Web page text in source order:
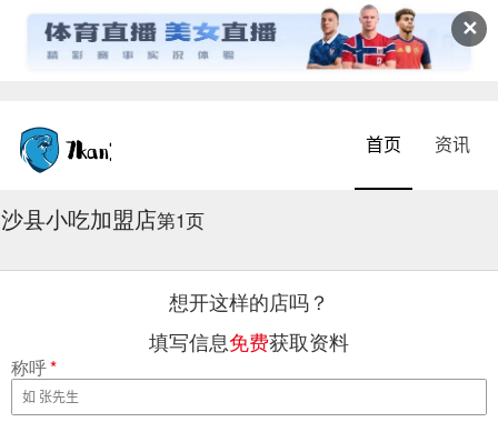
✕
首页 资讯
沙县小吃加盟店第1页
想开这样的店吗？
填写信息免费获取资料
称呼*